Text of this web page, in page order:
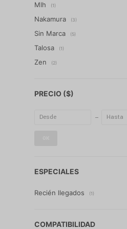
Mlh (1)
Nakamura (3)
Sin Marca (5)
Talosa (1)
Zen (2)
PRECIO ($)
ESPECIALES
Recién llegados (1)
COMPATIBILIDAD